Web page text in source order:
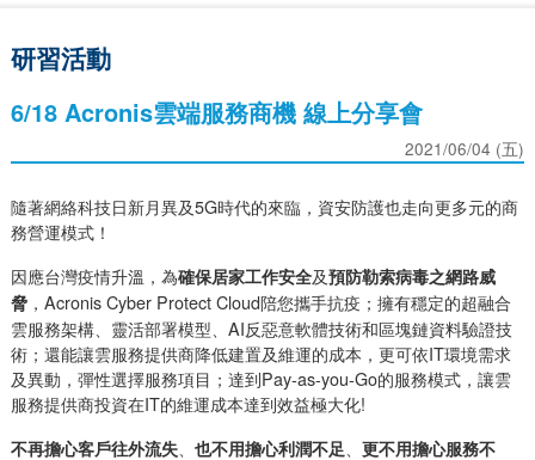
研習活動
6/18 Acronis雲端服務商機 線上分享會
2021/06/04 (五)
隨著網絡科技日新月異及5G時代的來臨，資安防護也走向更多元的商
務營運模式！
因應台灣疫情升溫，為確保居家工作安全及預防勒索病毒之網路威
脅，Acronis Cyber Protect Cloud陪您攜手抗疫；擁有穩定的超融合
雲服務架構、靈活部署模型、AI反惡意軟體技術和區塊鏈資料驗證技
術；還能讓雲服務提供商降低建置及維運的成本，更可依IT環境需求
及異動，彈性選擇服務項目；達到Pay-as-you-Go的服務模式，讓雲
服務提供商投資在IT的維運成本達到效益極大化!
不再擔心客戶往外流失、 也不用擔心利潤不足
更不用擔心服務不